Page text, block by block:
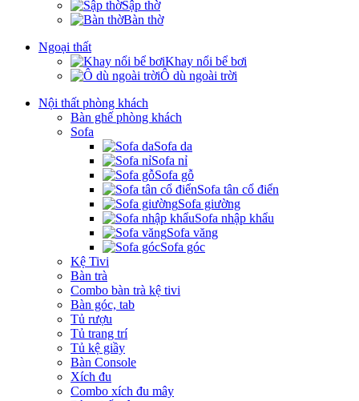
Sập thờ
Bàn thờ
Ngoại thất
Khay nổi bể bơi
Ô dù ngoài trời
Nội thất phòng khách
Bàn ghế phòng khách
Sofa
Sofa da
Sofa nỉ
Sofa gỗ
Sofa tân cổ điển
Sofa giường
Sofa nhập khẩu
Sofa văng
Sofa góc
Kệ Tivi
Bàn trà
Combo bàn trà kệ tivi
Bàn góc, tab
Tủ rượu
Tủ trang trí
Tủ kệ giầy
Bàn Console
Xích đu
Combo xích đu mây